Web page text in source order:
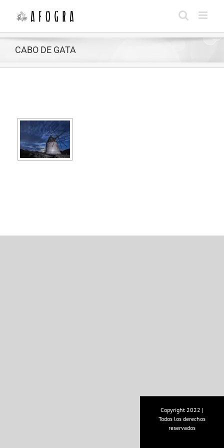
contenido
CABO DE GATA
Copyright 2022 |
Todos los derechos
reservados